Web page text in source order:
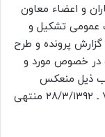
و اعضاء معاون
عمومی تشکیل و
گزارش پرونده و طرح
در خصوص مورد و
ذیل منعکس
می‌گردد، به صدور رای وحدت رویه شماره ۷۳۰ ـ ۲۸/۳/۱۳۹۲ منتهی